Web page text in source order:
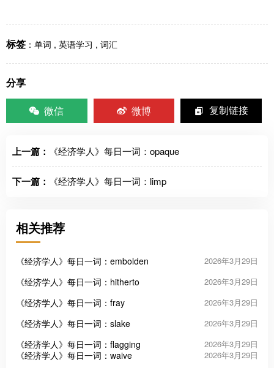
标签 ： 单词 , 英语学习 , 词汇
分享
微信
微博 复制链接
上一篇： 《经济学人》每日一词：opaque
下一篇： 《经济学人》每日一词：limp
相关推荐
《经济学人》每日一词：embolden 2026年3月29日
《经济学人》每日一词：hitherto 2026年3月29日
《经济学人》每日一词：fray 2026年3月29日
《经济学人》每日一词：slake 2026年3月29日
《经济学人》每日一词：flagging 2026年3月29日
《经济学人》每日一词：waive 2026年3月29日